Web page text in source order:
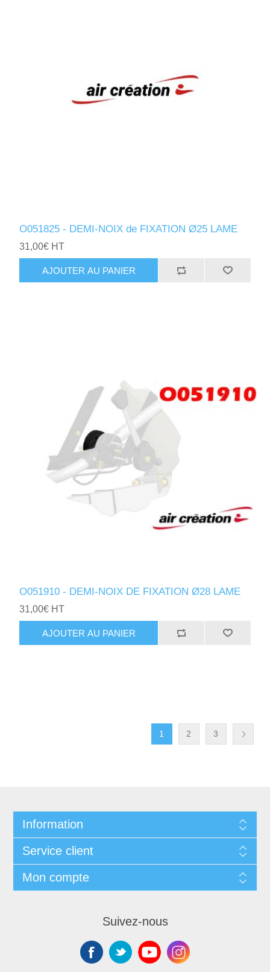
O051825 - DEMI-NOIX de FIXATION Ø25 LAME
31,00€ HT
AJOUTER AU PANIER
O051910 - DEMI-NOIX DE FIXATION Ø28 LAME
31,00€ HT
AJOUTER AU PANIER
1 2 3
Information
Service client
Mon compte
Suivez-nous